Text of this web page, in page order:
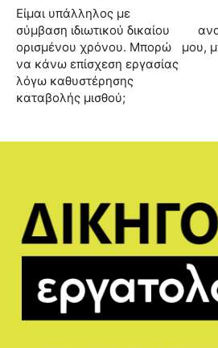
Είμαι υπάλληλος με
σύμβαση ιδιωτικού δικαίου
ορισμένου χρόνου. Μπορώ
να κάνω επίσχεση εργασίας
λόγω καθυστέρησης
καταβολής μισθού;
μου,